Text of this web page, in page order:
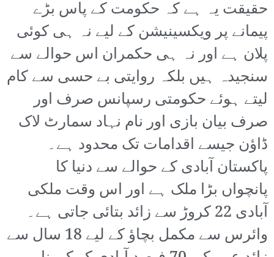
حقیقت یہ ہے کہ حکومت کے پاس بڑے
پیمانے پر ویکسینیشن کے لیے نہ ہی کوئی
پلان ہے اور نہ ہی حکمران اس حوالے سے
سنجیدہ ہیں بلکہ روایتی بے حسی سے کام
لیتے ہوئے حکومتی رسپانس صرف اور
صرف بیان بازی اور نام نہاد سمارٹ لاک
ڈاؤن جیسے اقدامات تک محدود ہے۔
پاکستان آبادی کے حوالے سے دنیا کا
پانچواں بڑا ملک ہے اور اس وقت ملکی
آبادی 22 کروڑ سے زائد بتائی جاتی ہے۔
وائرس سے مکمل بچاؤ کے لیے 18 سال سے